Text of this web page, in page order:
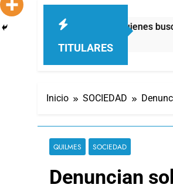
TITULARES
casi la mitad de quienes buscan
Inicio SOCIEDAD
QUILMES SOCIEDAD
Denuncian